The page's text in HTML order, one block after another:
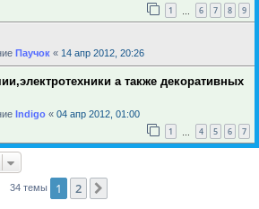
1 6 7 8 9
Паучок « 14 апр 2012, 20:26
а также декоративных
Indigo « 04 апр 2012, 01:00
1 4 5 6 7
34 темы 1 2